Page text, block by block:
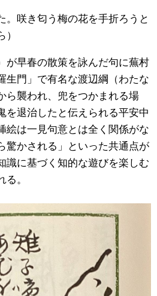
。咲き匂う梅の花を手折ろうと
が早春の散策を詠んだ句に蕪村
生門」で有名な渡辺綱（わたな
ら襲われ、兜をつかまれる場
を退治したと伝えられる平安中
絵は一見句意とは全く関係がな
驚かされる」といった共通点が
識に基づく知的な遊びを楽しむ
。